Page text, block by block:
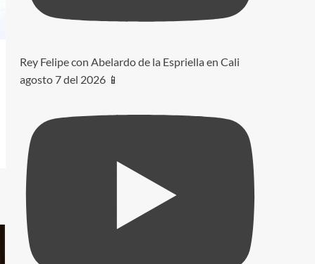
Rey Felipe con Abelardo de la Espriella en Cali
agosto 7 del 2026 📱